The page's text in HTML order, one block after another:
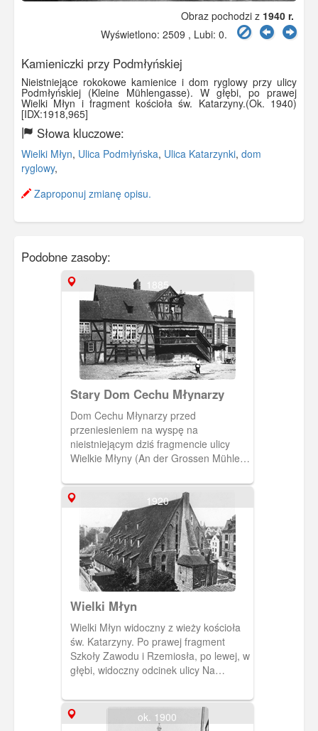
Obraz pochodzi z 1940 r.
Wyświetlono: 2509 , Lubi: 0.
Kamieniczki przy Podmłyńskiej
Nieistniejące rokokowe kamienice i dom ryglowy przy ulicy
Podmłyńskiej (Kleine Mühlengasse). W głębi, po prawej
Wielki Młyn i fragment kościoła św. Katarzyny.(Ok. 1940)
[IDX:1918,965]
Słowa kluczowe:
Wielki Młyn, Ulica Podmłyńska, Ulica Katarzynki, dom
ryglowy,
Zaproponuj zmianę opisu.
Podobne zasoby:
1885
Stary Dom Cechu Młynarzy
Dom Cechu Młynarzy przed
przeniesieniem na wyspę na
nieistniejącym dziś fragmencie ulicy
Wielkie Młyny (An der Grossen Mühle).
Heweliusza. (Fot. R. H. Kuhn, 1885)
[IDX:1981,975]
1920
Wielki Młyn
Wielki Młyn widoczny z wieży kościoła
św. Katarzyny. Po prawej fragment
Szkoły Zawodu i Rzemiosła, po lewej, w
głębi, widoczny odcinek ulicy Na
[IDX:1953,963]
ok. 1900